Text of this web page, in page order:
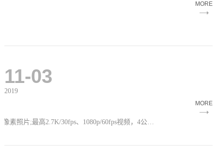
MORE
11-03
2019
249g超轻重量，30分钟最长飞行时间，1/2.3英寸CMOS传感器，光圈：f/2.8，等效焦距：24 mm，1200万像素照片;最高2.7K/30fps、1080p/60fps视频，4公里高清图传，视觉+GPS悬停，三轴云台，售价2699元，畅飞套装3399元。
MORE